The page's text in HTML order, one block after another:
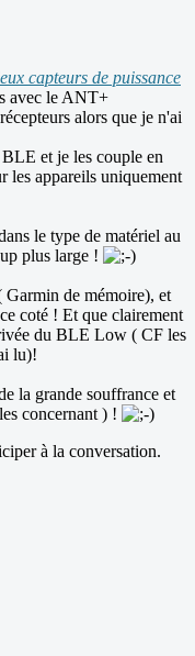
capteurs de puissance
avec le ANT+
alors que je n'ai
et je les couple en
appareils uniquement
le type de matériel au
plus large !
Garmin de mémoire), et
coté ! Et que clairement
du BLE Low ( CF les
lu)!
la grande souffrance et
concernant ) !
à la conversation.